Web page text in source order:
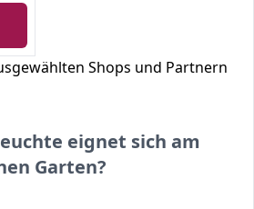
Shops und Partnern
eignet sich am
Garten?